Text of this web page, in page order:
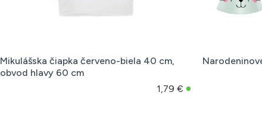
Mikulášska čiapka červeno-biela 40 cm,
obvod hlavy 60 cm
1,79 €